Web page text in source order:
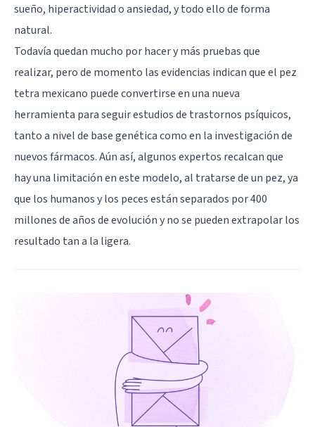
sueño, hiperactividadoansiedad, y todo ello de forma
natural.
Todavía quedan mucho por hacer y más pruebas que
realizar, pero de momento las evidencias indican que el pez
tetra mexicano puede convertirse en una nueva
herramienta para seguir estudios de trastornos psíquicos,
tanto a nivel de base genética como en la investigación de
nuevos fármacos. Aún así, algunos expertos recalcan que
hay una limitación en este modelo, al tratarse de un pez, ya
que los humanos y los peces están separados por 400
millones de años de evolución y no se pueden extrapolar los
resultado tan a la ligera.